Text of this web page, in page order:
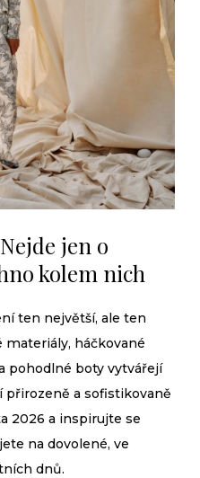
jen o
kolem nich
ten největší, ale ten
háčkované
pohodlné boty vytvářejí
a sofistikovaně
2026 a inspirujte se
na dovolené, ve
dnů.